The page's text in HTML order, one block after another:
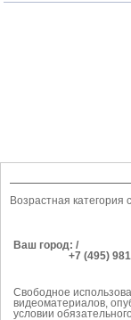
Возрастная категория
Ваш город: /
+7 (495)
Свободное
видеоматериалов,
условии